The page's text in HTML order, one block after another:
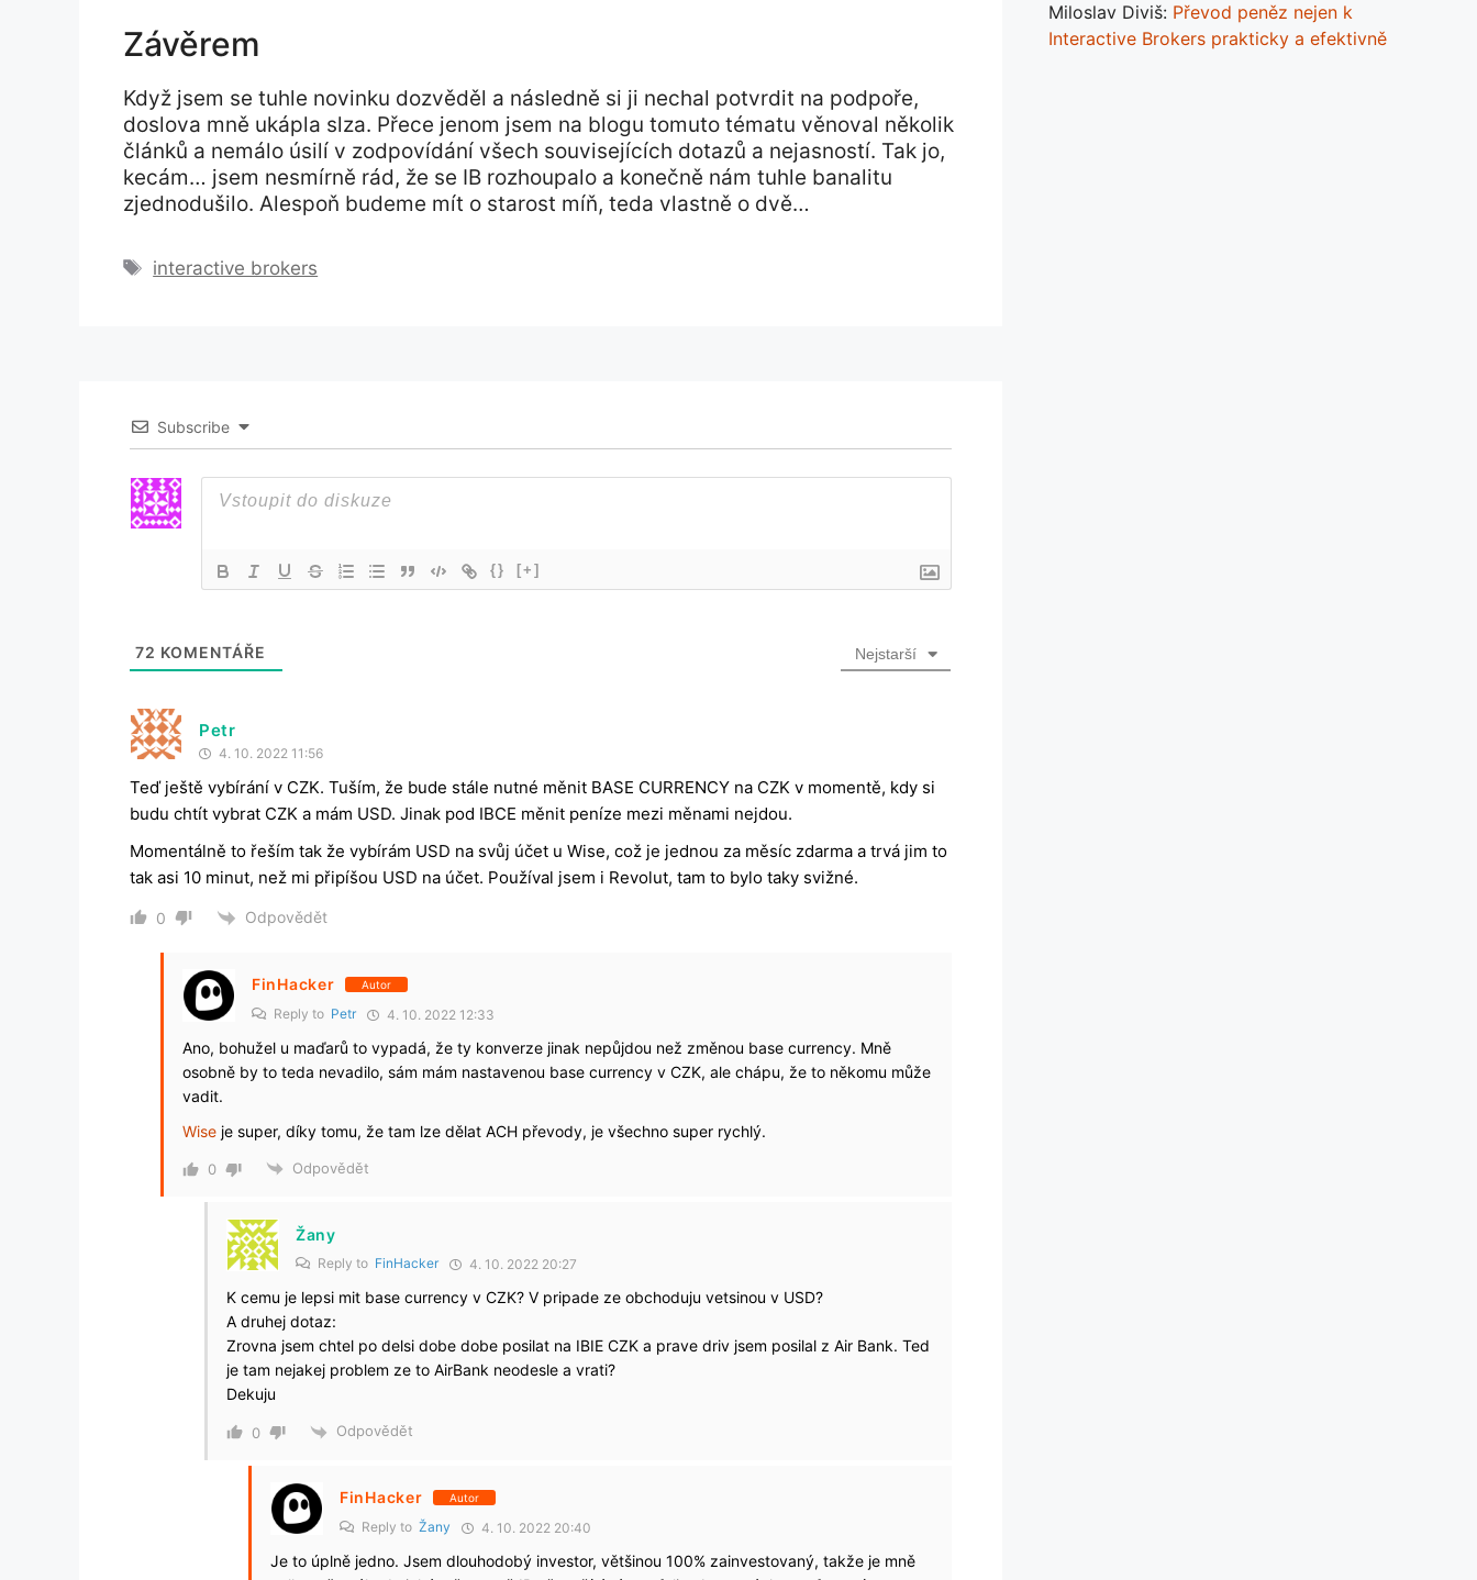
Závěrem
Když jsem se tuhle novinku dozvěděl a následně si ji nechal potvrdit na podpoře,
doslova mně ukápla slza. Přece jenom jsem na blogu tomuto tématu věnoval několik
článků a nemálo úsilí v zodpovídání všech souvisejících dotazů a nejasností. Tak jo,
kecám… jsem nesmírně rád, že se IB rozhoupalo a konečně nám tuhle banalitu
zjednodušilo. Alespoň budeme mít o starost míň, teda vlastně o dvě…
Štítky
interactive brokers
Subscribe
{} [+]
72 KOMENTÁŘE Nejstarší
Petr
4. 10. 2022 11:56
Teď ještě vybírání v CZK. Tuším, že bude stále nutné měnit BASE CURRENCY na CZK v momentě, kdy si
budu chtít vybrat CZK a mám USD. Jinak pod IBCE měnit peníze mezi měnami nejdou.
Momentálně to řeším tak že vybírám USD na svůj účet u Wise, což je jednou za měsíc zdarma a trvá jim to
tak asi 10 minut, než mi připíšou USD na účet. Používal jsem i Revolut, tam to bylo taky svižné.
0 Odpovědět
FinHacker Autor
Reply to Petr 4. 10. 2022 12:33
Ano, bohužel u maďarů to vypadá, že ty konverze jinak nepůjdou než změnou base currency. Mně
osobně by to teda nevadilo, sám mám nastavenou base currency v CZK, ale chápu, že to někomu může
vadit.
Wise je super, díky tomu, že tam lze dělat ACH převody, je všechno super rychlý.
0 Odpovědět
Žany
Reply to FinHacker 4. 10. 2022 20:27
K cemu je lepsi mit base currency v CZK? V pripade ze obchoduju vetsinou v USD?
A druhej dotaz:
Zrovna jsem chtel po delsi dobe dobe posilat na IBIE CZK a prave driv jsem posilal z Air Bank. Ted
je tam nejakej problem ze to AirBank neodesle a vrati?
Dekuju
0 Odpovědět
FinHacker Autor
Reply to Žany 4. 10. 2022 20:40
Je to úplně jedno. Jsem dlouhodobý investor, většinou 100% zainvestovaný, takže je mně
Miloslav Diviš: Převod peněz nejen k
Interactive Brokers prakticky a efektivně